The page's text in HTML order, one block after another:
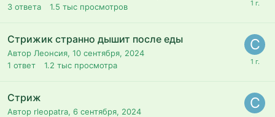
3 ответа 1.5 тыс просмотров
Стрижик странно дышит после еды
Автор Леонсия, 10 сентября, 2024
1 ответ 1.2 тыс просмотра
Стриж
Автор rleopatra, 6 сентября, 2024